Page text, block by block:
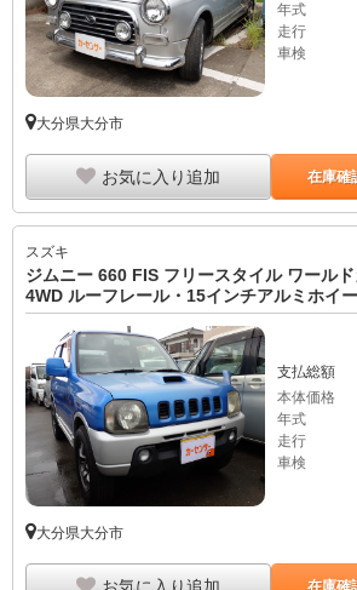
年式
走行
車検
大分県大分市
お気に入り追加 在庫確
スズキ
ジムニー 660 FIS フリースタイル ワール
4WD ルーフレール・15インチアルミホイ
支払総額
本体価格
年式
走行
車検
大分県大分市
お気に入り追加 在庫確